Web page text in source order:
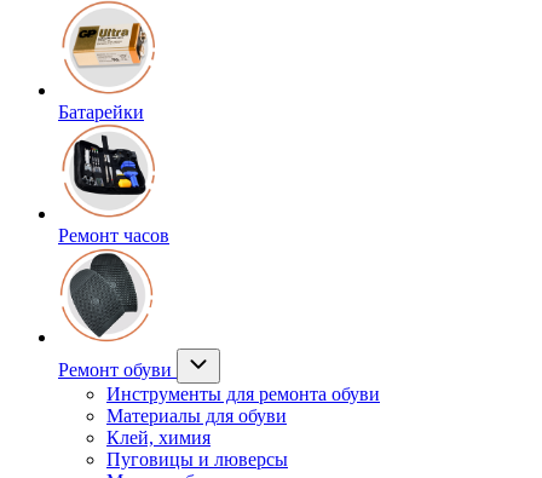
Батарейки
Ремонт часов
Ремонт обуви
Инструменты для ремонта обуви
Материалы для обуви
Клей, химия
Пуговицы и люверсы